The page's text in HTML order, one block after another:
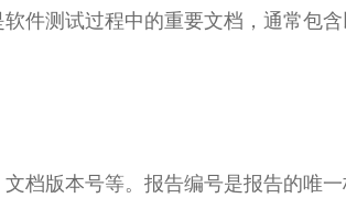
件测试过程中的重要文档，通常包含
档版本号等。报告编号是报告的唯